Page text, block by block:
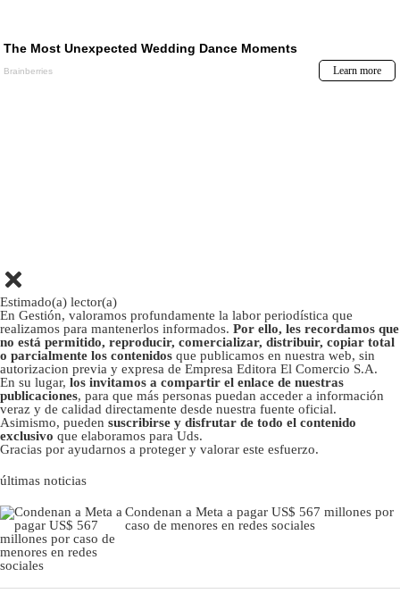
Estimado(a) lector(a)
En Gestión, valoramos profundamente la labor periodística que
realizamos para mantenerlos informados. Por ello, les recordamos que
no está permitido, reproducir, comercializar, distribuir, copiar total
o parcialmente los contenidos que publicamos en nuestra web, sin
autorizacion previa y expresa de Empresa Editora El Comercio S.A.
En su lugar, los invitamos a compartir el enlace de nuestras
publicaciones, para que más personas puedan acceder a información
veraz y de calidad directamente desde nuestra fuente oficial.
Asimismo, pueden suscribirse y disfrutar de todo el contenido
exclusivo que elaboramos para Uds.
Gracias por ayudarnos a proteger y valorar este esfuerzo.
últimas noticias
Condenan a Meta a pagar US$ 567 millones por
caso de menores en redes sociales